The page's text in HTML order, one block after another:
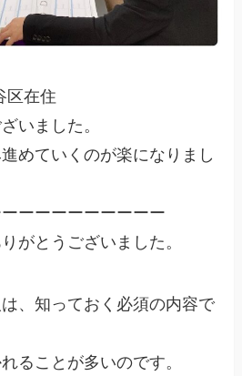
区在住
いました。
めていくのが楽になりまし
ーーーーーーーーー
がとうございました。
、知っておく必須の内容で
ることが多いのです。